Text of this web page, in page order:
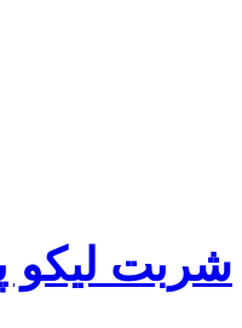
شربت لیکو